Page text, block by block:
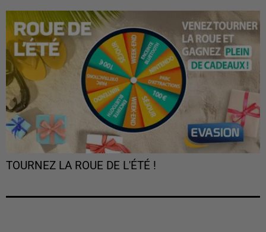
TOURNEZ LA ROUE DE L'ÉTÉ !